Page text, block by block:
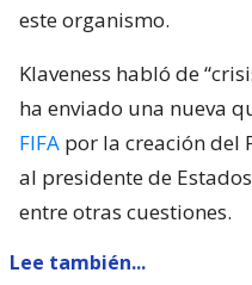
este organismo.
Klaveness habló de
ha enviado una nueva
FIFA por la creación del
al presidente de
entre otras cuestiones.
Lee también...